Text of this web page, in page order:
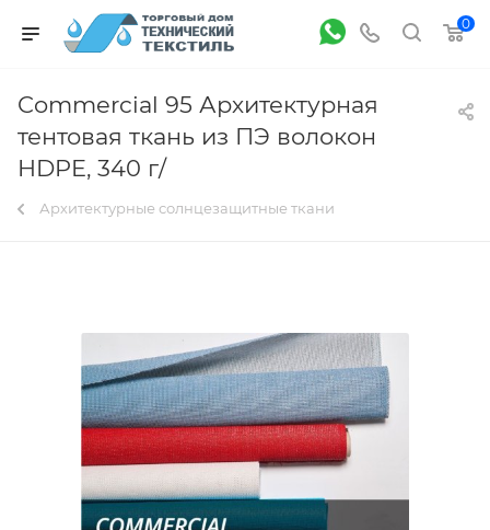
0
Commercial 95 Архитектурная
тентовая ткань из ПЭ волокон
HDPE, 340 г/
Архитектурные солнцезащитные ткани